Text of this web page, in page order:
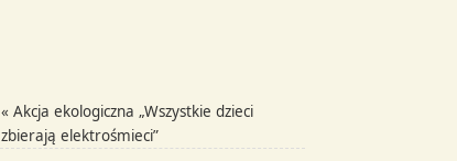
« Akcja ekologiczna „Wszystkie dzieci
zbierają elektrośmieci”